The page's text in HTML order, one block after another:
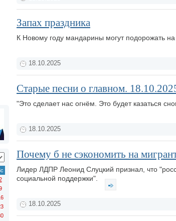
Запах праздника
К Новому году мандарины могут подорожать на
18.10.2025
Старые песни о главном.
"Это сделает нас огнём. Это будет казаться
18.10.2025
Почему б не сэкономить на
Лидер ЛДПР Леонид Слуцкий признал, что
социальной поддержки".
18.10.2025